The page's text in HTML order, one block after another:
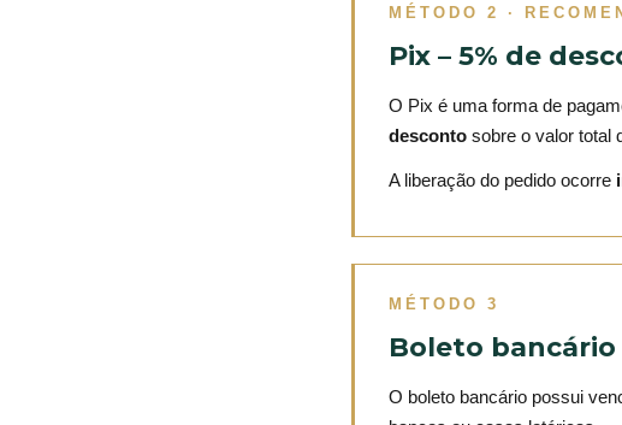
MÉTODO 2 ·
Pix – 5% de
O Pix é uma forma de
desconto sobre o valor total
A liberação do pedido ocorre
MÉTODO 3
Boleto bancário
O boleto bancário possui